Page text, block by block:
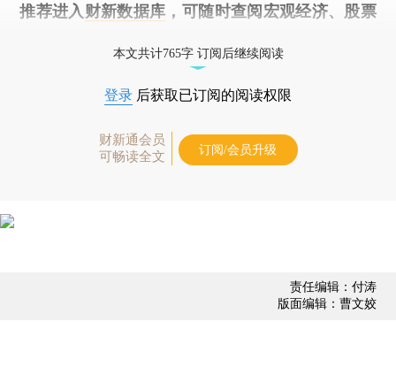
推荐进入 财新数据库 ，可随时查阅宏观经济、股票
本文共计765字 订阅后继续阅读
登录 后获取已订阅的阅读权限
财新通会员
可畅读全文
订阅/会员升级
责任编辑：付涛
版面编辑：曹文姣